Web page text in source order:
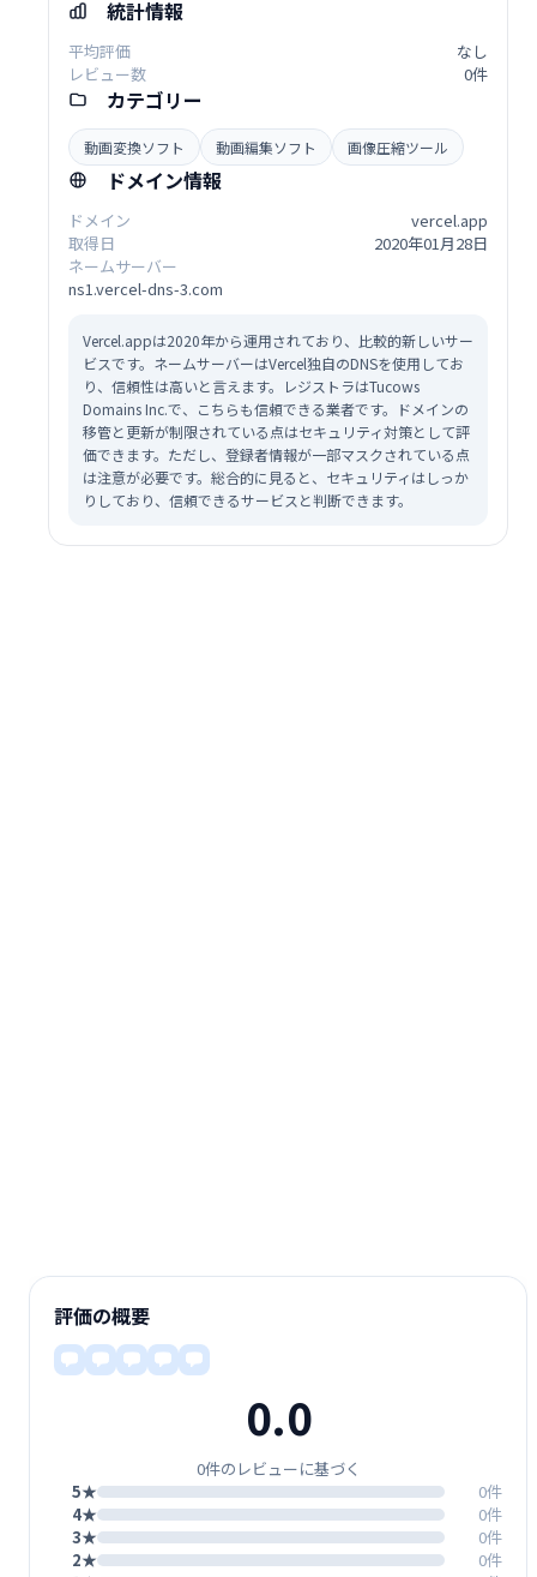
統計情報
平均評価
なし
レビュー数
0件
カテゴリー
動画変換ソフト 動画編集ソフト 画像圧縮ツール
ドメイン情報
ドメイン
vercel.app
取得日
2020年01月28日
ネームサーバー
ns1.vercel-dns-3.com
Vercel.appは2020年から運用されており、比較的新しいサー
ビスです。ネームサーバーはVercel独自のDNSを使用してお
り、信頼性は高いと言えます。レジストラはTucows
Domains Inc.で、こちらも信頼できる業者です。ドメインの
移管と更新が制限されている点はセキュリティ対策として評
価できます。ただし、登録者情報が一部マスクされている点
は注意が必要です。総合的に見ると、セキュリティはしっか
りしており、信頼できるサービスと判断できます。
評価の概要
0.0
0件のレビューに基づく
5★
0件
4★
0件
3★
0件
2★
0件